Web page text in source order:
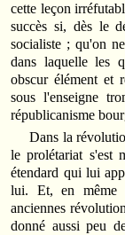
cette leçon
succès si, dès le
socialiste ; qu'on
dans laquelle les
obscur élément et
sous l'enseigne
républicanisme
Dans la
le prolétariat s'est
étendard qui lui
lui. Et, en même
anciennes
donné aussi peu